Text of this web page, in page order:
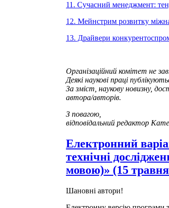
11. Сучасний менеджмент:
12. Мейнстрим розвитку
13. Драйвери
Організаційний комітет не
Деякі наукові праці
За зміст, наукову новизну,
автора/авторів.
З повагою,
відповідальний редактор
Електронний
технічні
мовою)» (15
Шановні автори!